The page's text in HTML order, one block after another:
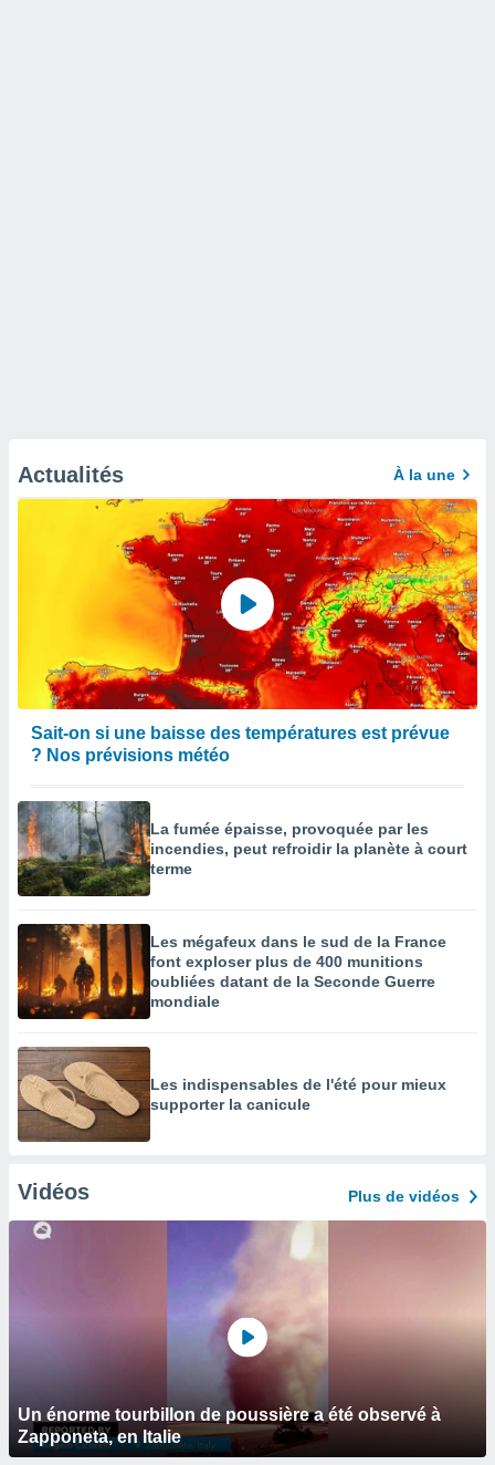
Actualités À la une
Sait-on si une baisse des températures est prévue
? Nos prévisions météo
La fumée épaisse, provoquée par les
incendies, peut refroidir la planète à court
terme
Les mégafeux dans le sud de la France
font exploser plus de 400 munitions
oubliées datant de la Seconde Guerre
mondiale
Les indispensables de l'été pour mieux
supporter la canicule
Vidéos Plus de vidéos
Un énorme tourbillon de poussière a été observé à
Zapponeta, en Italie